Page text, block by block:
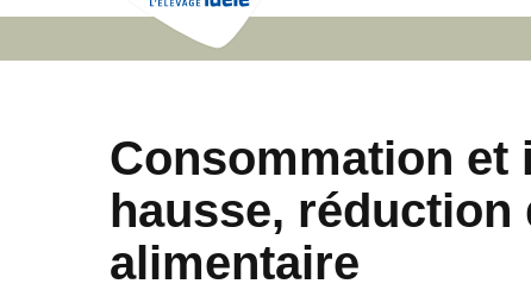
Consommation et
hausse, réduction
alimentaire